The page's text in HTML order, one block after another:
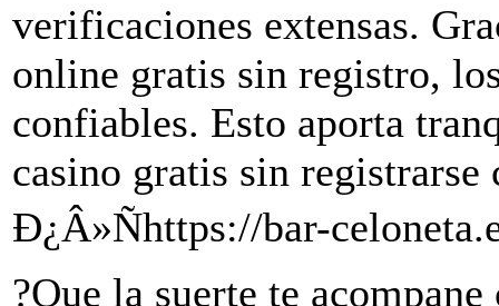
verificaciones extensas.
online gratis sin registro,
confiables. Esto aporta
casino gratis sin
Ð¿Â»Ñhttps://bar-
?Que la suerte te